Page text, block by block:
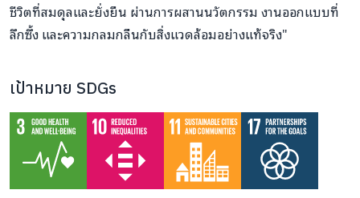
ชีวิตที่สมดุลและยั่งยืน ผ่านการผสานนวัตกรรม งานออกแบบที่
ลึกซึ้ง และความกลมกลืนกับสิ่งแวดล้อมอย่างแท้จริง"
เป้าหมาย SDGs